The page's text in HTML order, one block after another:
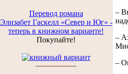
Перевод романа
Элизабет Гаскелл «Север и Юг» -
теперь в книжном варианте!
Покупайте!
–
–
–